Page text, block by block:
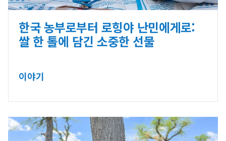
한국 농부로부터 로힝야 난민에게로:
쌀 한 톨에 담긴 소중한 선물
이야기